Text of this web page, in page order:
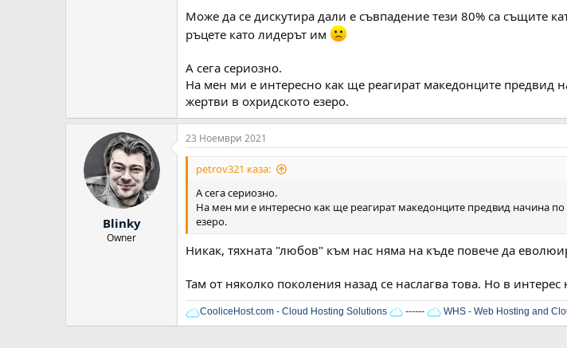
Може да се дискутира дали е съвпадение тези 80% са същите
ръцете като лидерът им
А сега сериозно.
На мен ми е интересно как ще реагират македонците предвид
жертви в охридското езеро.
Blinky
Owner
23 Ноември 2021
petrov321 каза:
А сега сериозно.
На мен ми е интересно как ще реагират македонците предвид начина
езеро.
Никак, тяхната "любов" към нас няма на къде повече да
Там от няколко поколения назад се наслагва това. Но в
CooliceHost.com - Cloud Hosting Solutions ------ WHS - Web Hosting and